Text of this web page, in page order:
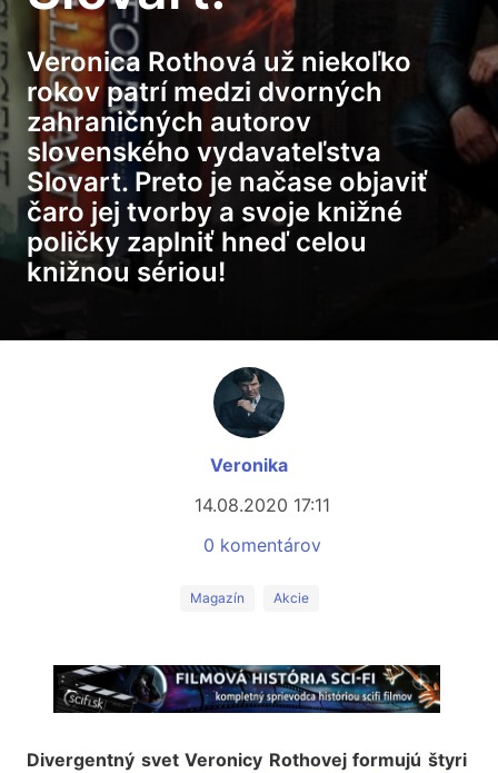
Veronica Rothová už niekoľko
rokov patrí medzi dvorných
zahraničných autorov
slovenského vydavateľstva
Slovart. Preto je načase objaviť
čaro jej tvorby a svoje knižné
poličky zaplniť hneď celou
knižnou sériou!
Veronika
14.08.2020 17:11
0 komentárov
Magazín Akcie
Divergentný svet Veronicy Rothovej formujú štyri